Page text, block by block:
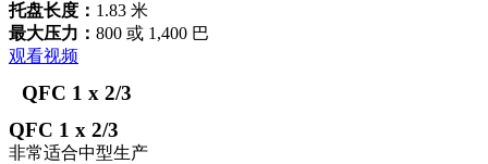
托盘长度： 1.83 米
最大压力： 800 或 1,400 巴
观看视频
QFC 1 x 2/3
QFC 1 x 2/3
非常适合中型生产